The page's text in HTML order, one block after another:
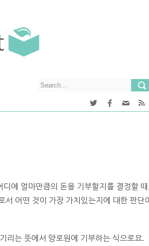
에 얼마만큼의 돈을 기부할지를 결정할 때,
어떤 것이 가장 가치있는지에 대한 판단이
리는 뜻에서 양로원에 기부하는 식으로요.